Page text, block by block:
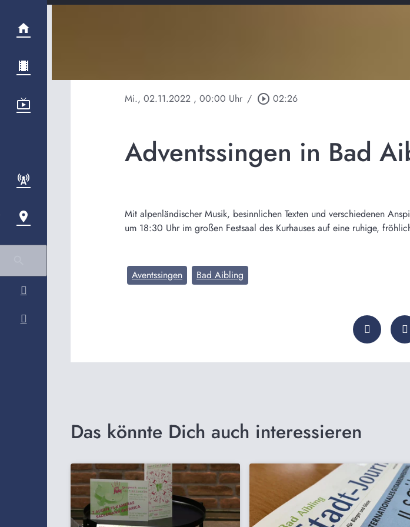
Mi., 02.11.2022 , 00:00 Uhr / play_circle_outline 02:26
Adventssingen in Bad
Mit alpenländischer Musik, besinnlichen Texten und verschiedenen
um 18:30 Uhr im großen Festsaal des Kurhauses auf eine ruhige,
Aventssingen Bad Aibling
Das könnte Dich auch interessieren